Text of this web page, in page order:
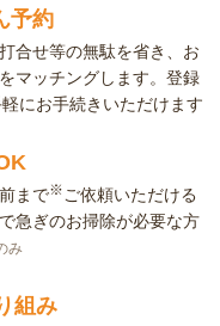
予約
合せ等の無駄を省き、お
マッチングします。登録
にお手続きいただけます
まで※ご依頼いただける
急ぎのお掃除が必要な方
み
組み